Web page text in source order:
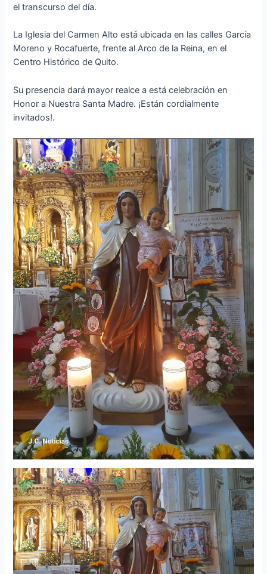
el transcurso del día.
La Iglesia del Carmen Alto está ubicada en las calles García
Moreno y Rocafuerte, frente al Arco de la Reina, en el
Centro Histórico de Quito.
Su presencia dará mayor realce a está celebración en
Honor a Nuestra Santa Madre. ¡Están cordialmente
invitados!.